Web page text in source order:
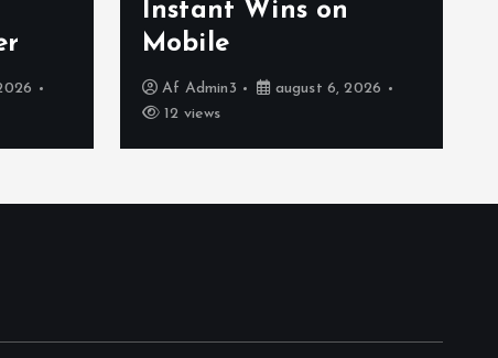
Instant Wins on
Mobile
Af Admin3
august 6, 2026
12 views